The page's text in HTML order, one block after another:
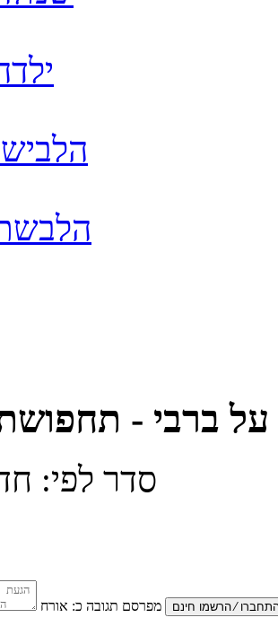
ברבי -
סדר לפי:
מפרסם תגובה כ: אורח